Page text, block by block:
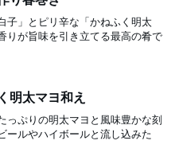
子」とピリ辛な「かねふく明太
りが旨味を引き立てる最高の肴で
明太マヨ和え
っぷりの明太マヨと風味豊かな刻
ールやハイボールと流し込みた